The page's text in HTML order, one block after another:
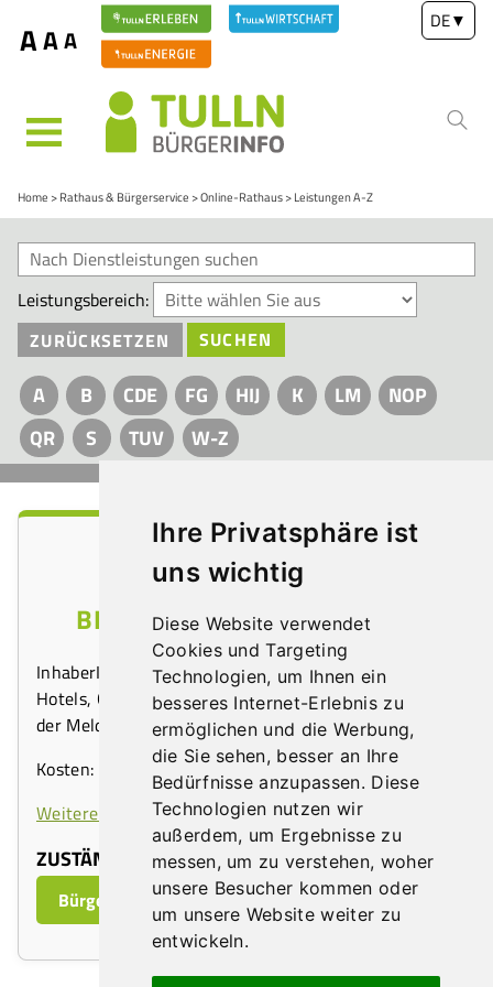
Ihre Privatsphäre ist
uns wichtig
Diese Website verwendet
Cookies und Targeting
Technologien, um Ihnen ein
besseres Internet-Erlebnis zu
ermöglichen und die Werbung,
die Sie sehen, besser an Ihre
Bedürfnisse anzupassen. Diese
Technologien nutzen wir
außerdem, um Ergebnisse zu
messen, um zu verstehen, woher
unsere Besucher kommen oder
um unsere Website weiter zu
entwickeln.
AAA
DE▼
MENÜ
Home Rathaus & Bürgerservice Online-Rathaus Leistungen A-Z
Leistungsbereich:
ZURÜCKSETZEN
SUCHEN
A B CDE FG HIJ K LM
NOP
QR
S TUV W-Z
GÄSTEBLÄTTER FÜR
BEHERBERGUNGSBETRIEBE
InhaberInnen von Beherbergungsbetrieben (z.B.
Hotels, Gasthöfe, Pensionen) müssen zur Erfüllung
der Meldepflicht ein Gästeverzeichnis auflegen.
Kosten: 100 Stk. Gästeblätter € 6,00
Weitere Informationen auf usp.gv.at
ZUSTÄNDIGE ABTEILUNG:
Bürgerservice Front-Office